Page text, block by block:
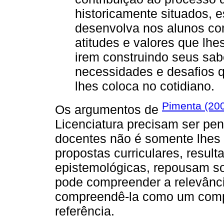
historicamente situados,
desenvolva nos alunos
atitudes e valores que
irem construindo seus
necessidades e desafios
lhes coloca no cotidiano.
Os argumentos de Pimenta
Licenciatura precisam ser
docentes não é somente
propostas curriculares,
epistemológicas, repousam
pode compreender a
compreendê-la como um
referência.